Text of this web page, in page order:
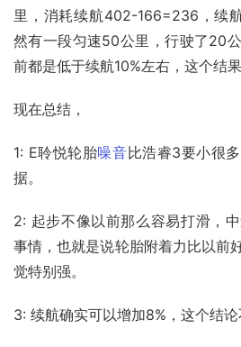
里，消耗续航402-166=236，续
然有一段匀速50公里，行驶了20
前都是低于续航10%左右，这个结
现在总结，
1: E聆悦轮胎噪音比浩睿3要小很
据。
2: 起步不像以前那么容易打滑，
事情，也就是说轮胎附着力比以前
觉特别强。
3: 续航确实可以增加8%，这个结论